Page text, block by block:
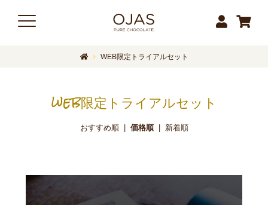
WEB限定トライアルセット
web限定トライアルセット
おすすめ順| 価格順| 新着順